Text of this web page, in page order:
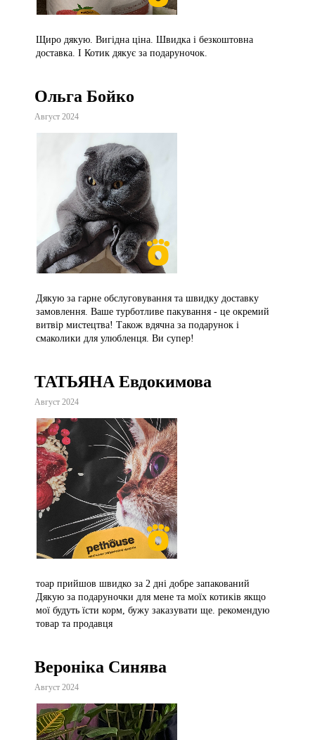
Щиро дякую. Вигідна ціна. Швидка і безкоштовна
доставка. І Котик дякує за подаруночок.
Ольга Бойко
Август 2024
Дякую за гарне обслуговування та швидку доставку
замовлення. Ваше турботливе пакування - це окремий
витвір мистецтва! Також вдячна за подарунок і
смаколики для улюбленця. Ви супер!
ТАТЬЯНА Евдокимова
Август 2024
тоар прийшов швидко за 2 дні добре запакований
Дякую за подаруночки для мене та моїх котиків якщо
мої будуть їсти корм, бужу заказувати ще. рекомендую
товар та продавця
Вероніка Синява
Август 2024